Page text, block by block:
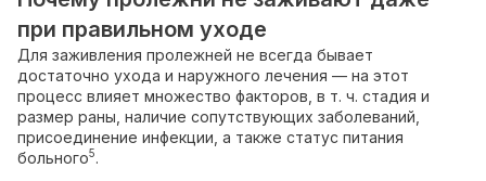
при правильном уходе
Для заживления пролежней не всегда бывает
достаточно ухода и наружного лечения — на этот
процесс влияет множество факторов, в т. ч. стадия и
размер раны, наличие сопутствующих заболеваний,
присоединение инфекции, а также статус питания
больного5.